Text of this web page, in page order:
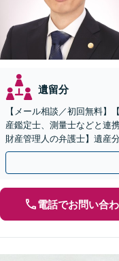
遺留分
【メール相談／初回無料】
産鑑定士、測量士などと連
財産管理人の弁護士】遺産
言書作成まで、豊富な知識
電話でお問い合